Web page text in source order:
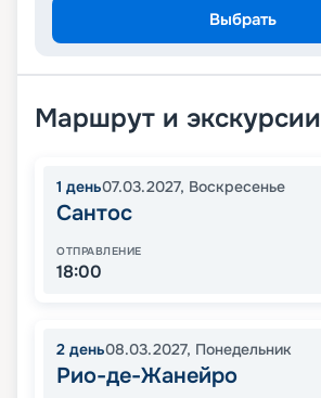
Выбрать
Маршрут и экскурсии
1 день07.03.2027, Воскресенье
Сантос
ОТПРАВЛЕНИЕ
18:00
2 день08.03.2027, Понедельник
Рио-де-Жанейро